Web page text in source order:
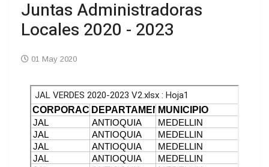
Juntas Administradoras
Locales 2020 - 2023
01 May 2020